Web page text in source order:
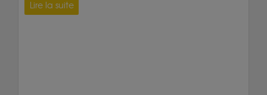
Lire la suite